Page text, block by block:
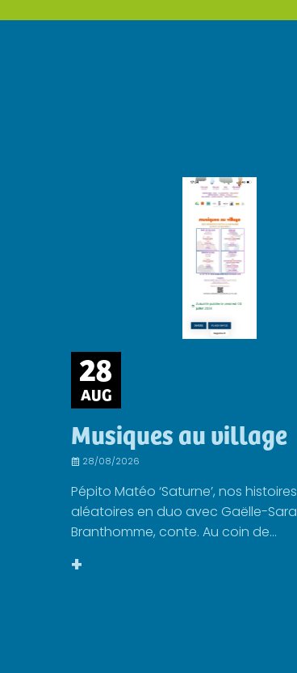
28
AUG
Musiques au village
28/08/2026
Pépito Matéo ‘Saturne’, nos histoires
aléatoires en duo avec Gaëlle-Sara
Branthomme, conte. Au coin de...
+